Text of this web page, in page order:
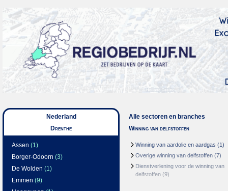
Nederland
Drenthe
Assen (1)
Borger-Odoorn (3)
De Wolden (1)
Emmen (9)
Alle sectoren en branches
Winning van delfstoffen
Winning van aardolie en aardgas (1)
Overige winning van delfstoffen (7)
Dienstverlening voor de winning van
delfstoffen (9)